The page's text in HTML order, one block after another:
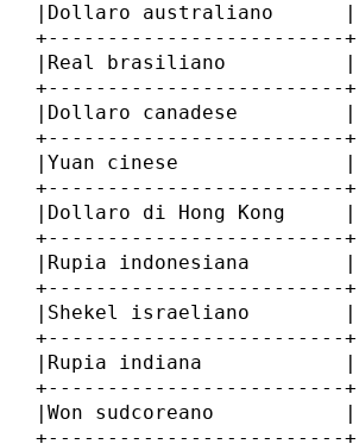
|Dollaro australiano
+-------------------------
|Real brasiliano
+-------------------------
|Dollaro canadese
+-------------------------
|Yuan cinese
+-------------------------
|Dollaro di Hong Kong
+-------------------------
|Rupia indonesiana
+-------------------------
|Shekel israeliano
+-------------------------
|Rupia indiana
+-------------------------
|Won sudcoreano
+-------------------------